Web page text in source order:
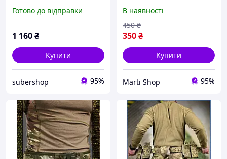
Готово до відправки
1 160₴
Купити
subershop 95%
форми ЗСУ військовий
ремінь
В наявності
350₴
450 ₴
Купити
Marti Shop 95%